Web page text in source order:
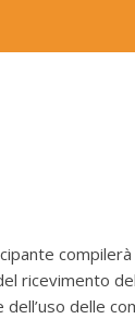
compilerà
ricevimento
dell’uso delle